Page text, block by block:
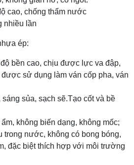
cao, chống thấm nước
nhiều lần
ép:
bền cao, chịu được lực va đập,
sử dụng làm ván cốp pha, ván
sáng sủa, sạch sẽ.Tạo cốt và bề
không biến dạng, không mốc;
trong nước, không có bong bóng,
đặc biệt thích hợp với môi trường